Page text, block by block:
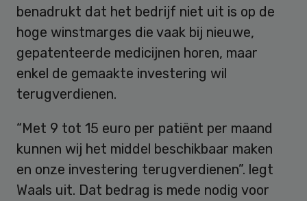
benadrukt dat het bedrijf niet uit is op de
hoge winstmarges die vaak bij nieuwe,
gepatenteerde medicijnen horen, maar
enkel de gemaakte investering wil
terugverdienen.
“Met 9 tot 15 euro per patiënt per maand
kunnen wij het middel beschikbaar maken
en onze investering terugverdienen”. legt
Waals uit. Dat bedrag is mede nodig voor